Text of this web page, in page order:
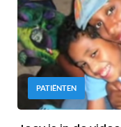
PATIËNTEN